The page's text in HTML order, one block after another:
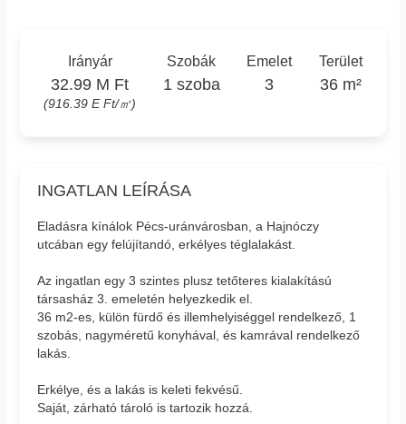
Irányár
32.99 M Ft
(916.39 E Ft/㎡)
Szobák
1 szoba
Emelet
3
Terület
36 m²
INGATLAN LEÍRÁSA
Eladásra kínálok Pécs-uránvárosban, a Hajnóczy
utcában egy felújítandó, erkélyes téglalakást.
Az ingatlan egy 3 szintes plusz tetőteres kialakítású
társasház 3. emeletén helyezkedik el.
36 m2-es, külön fürdő és illemhelyiséggel rendelkező, 1
szobás, nagyméretű konyhával, és kamrával rendelkező
lakás.
Erkélye, és a lakás is keleti fekvésű.
Saját, zárható tároló is tartozik hozzá.